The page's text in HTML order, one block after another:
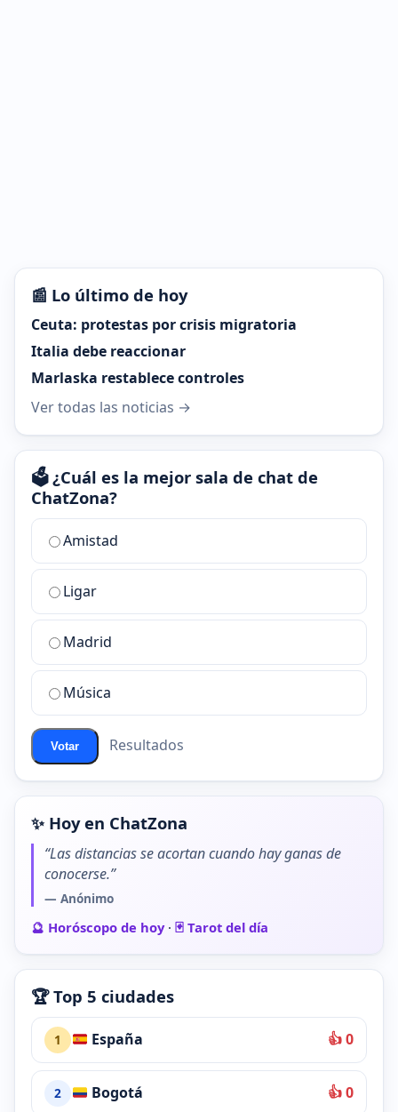
📰 Lo último de hoy
Ceuta: protestas por crisis migratoria
Italia debe reaccionar
Marlaska restablece controles
Ver todas las noticias →
🗳️ ¿Cuál es la mejor sala de chat de
ChatZona?
¿Cuál
la
mejor
sala
chat
ChatZona?
Amistad
Ligar
Madrid
Música
Votar Resultados
✨ Hoy en ChatZona
“Las distancias se acortan cuando hay ganas de
conocerse.”
— Anónimo
🔮 Horóscopo de hoy· 🃏 Tarot del día
🏆 Top 5 ciudades
1 España 👍 0
2 Bogotá 👍 0